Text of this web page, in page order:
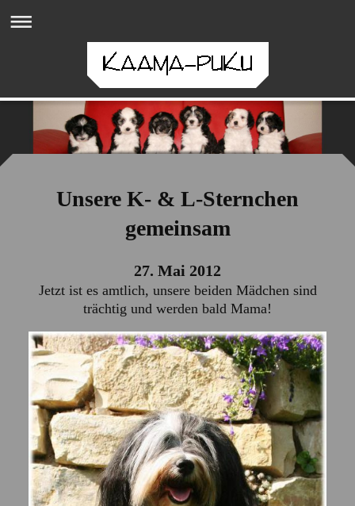
Unsere K- & L-Sternchen
gemeinsam
27. Mai 2012
Jetzt ist es amtlich, unsere beiden Mädchen sind
trächtig und werden bald Mama!